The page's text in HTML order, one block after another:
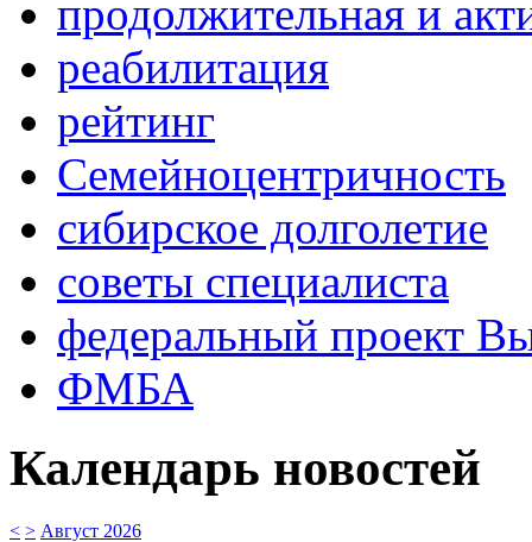
продолжительная и
реабилитация
рейтинг
Семейноцентричность
сибирское долголетие
советы специалиста
федеральный проект
ФМБА
Календарь новостей
< > Август 2026